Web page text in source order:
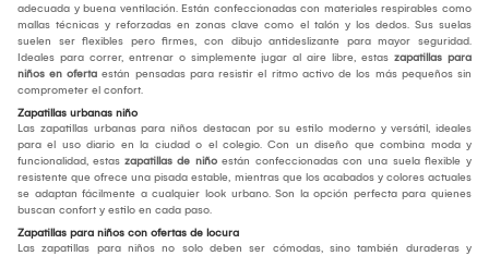
adecuada y buena ventilación. Están confeccionadas con materiales respirables como
mallas técnicas y reforzadas en zonas clave como el talón y los dedos. Sus suelas
suelen ser flexibles pero firmes, con dibujo antideslizante para mayor seguridad.
Ideales para correr, entrenar o simplemente jugar al aire libre, estas zapatillas para
niños en oferta están pensadas para resistir el ritmo activo de los más pequeños sin
comprometer el confort.
Zapatillas urbanas niño
Las zapatillas urbanas para niños destacan por su estilo moderno y versátil, ideales
para el uso diario en la ciudad o el colegio. Con un diseño que combina moda y
funcionalidad, estas zapatillas de niño están confeccionadas con una suela flexible y
resistente que ofrece una pisada estable, mientras que los acabados y colores actuales
se adaptan fácilmente a cualquier look urbano. Son la opción perfecta para quienes
buscan confort y estilo en cada paso.
Zapatillas para niños con ofertas de locura
Las zapatillas para niños no solo deben ser cómodas, sino también duraderas y